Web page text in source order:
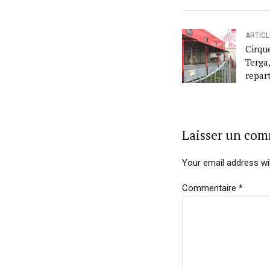
Laisser un
Your email address
Commentaire *